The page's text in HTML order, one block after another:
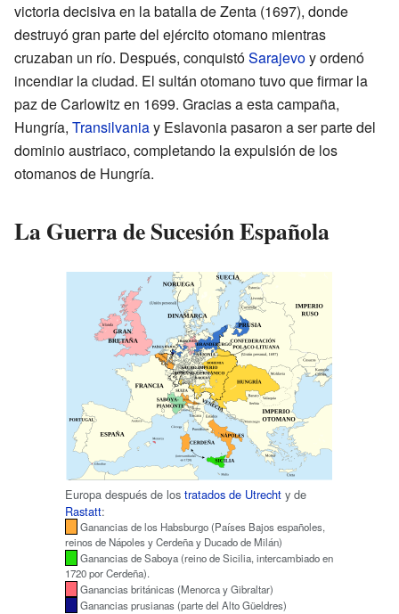
victoria decisiva en la batalla de Zenta (1697), donde
destruyó gran parte del ejército otomano mientras
cruzaban un río. Después, conquistóSarajevoy ordenó
incendiar la ciudad. El sultán otomano tuvo que firmar la
paz de Carlowitz en 1699. Gracias a esta campaña,
Hungría, Transilvaniay Eslavonia pasaron a ser parte del
dominio austriaco, completando la expulsión de los
otomanos de Hungría.
La Guerra de Sucesión Española
Europa después de los tratados de Utrecht y de
Rastatt:
Ganancias de los Habsburgo (Países Bajos españoles,
reinos de Nápoles y Cerdeña y Ducado de Milán)
Ganancias de Saboya (reino de Sicilia, intercambiado en
1720 por Cerdeña).
Ganancias británicas (Menorca y Gibraltar)
Ganancias prusianas (parte del Alto Güeldres)